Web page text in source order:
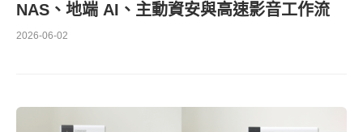
NAS、地端 AI、主動資安與高速影音工作流
2026-06-02